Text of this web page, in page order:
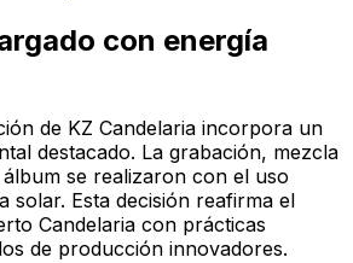
con energía
de KZ Candelaria incorpora un
destacado. La grabación, mezcla
se realizaron con el uso
solar. Esta decisión reafirma el
Candelaria con prácticas
de producción innovadores.